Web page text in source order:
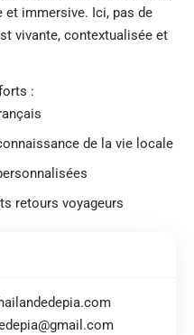
et immersive. Ici, pas de
vivante, contextualisée et
:
de la vie locale
retours voyageurs